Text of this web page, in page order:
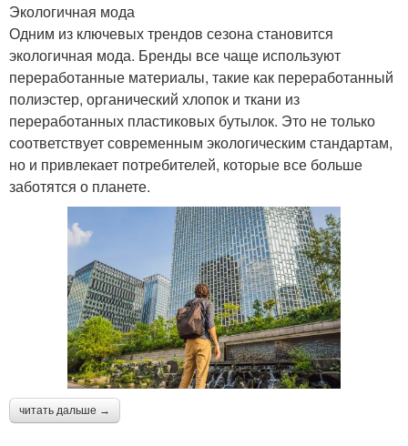
Экологичная мода
Одним из ключевых трендов сезона становится
экологичная мода. Бренды все чаще используют
переработанные материалы, такие как переработанный
полиэстер, органический хлопок и ткани из
переработанных пластиковых бутылок. Это не только
соответствует современным экологическим стандартам,
но и привлекает потребителей, которые все больше
заботятся о планете.
читать дальше →